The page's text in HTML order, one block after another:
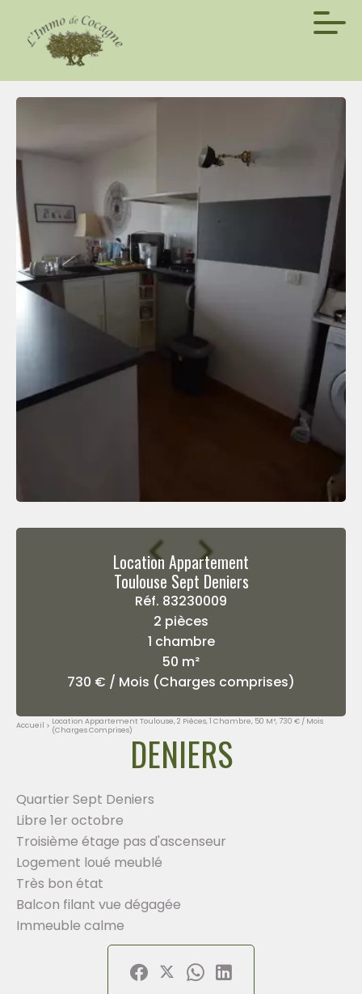
Location Appartement
Toulouse Sept Deniers
Réf. 83230009
2 pièces
1 chambre
50 m²
730 € / Mois (Charges comprises)
Accueil
Location Appartement Toulouse, 2 Pièces, 1 Chambre, 50 M², 730 € / Mois
(Charges Comprises)DENIERS
Quartier Sept Deniers
Libre 1er octobre
Troisième étage pas d'ascenseur
Logement loué meublé
Très bon état
Balcon filant vue dégagée
Immeuble calme